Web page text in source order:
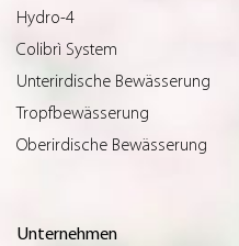
Hydro-4
Colibrì System
Unterirdische Bewässerung
Tropfbewässerung
Oberirdische Bewässerung
Unternehmen